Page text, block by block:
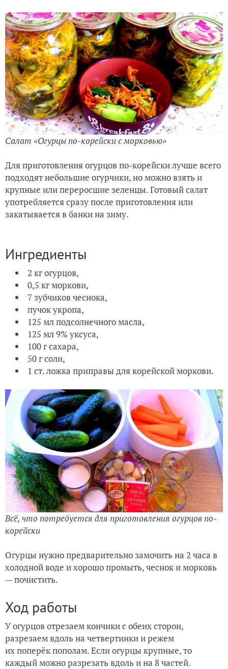
Салат «Огурцы по-корейски с морковью»
Для приготовления огурцов по-корейски лучше всего
подходят небольшие огурчики, но можно взять и
крупные или переросшие зеленцы. Готовый салат
употребляется сразу после приготовления или
закатывается в банки на зиму.
Ингредиенты
2 кг огурцов,
0,5 кг моркови,
7 зубчиков чеснока,
пучок укропа,
125 мл подсолнечного масла,
125 мл 9% уксуса,
100 г сахара,
50 г соли,
1 ст. ложка приправы для корейской моркови.
Всё, что потребуется для приготовления огурцов по-
корейски
Огурцы нужно предварительно замочить на 2 часа в
холодной воде и хорошо промыть, чеснок и морковь
— почистить.
Ход работы
У огурцов отрезаем кончики с обеих сторон,
разрезаем вдоль на четвертинки и режем
их поперёк пополам. Если огурцы крупные, то
каждый можно разрезать вдоль и на 8 частей.